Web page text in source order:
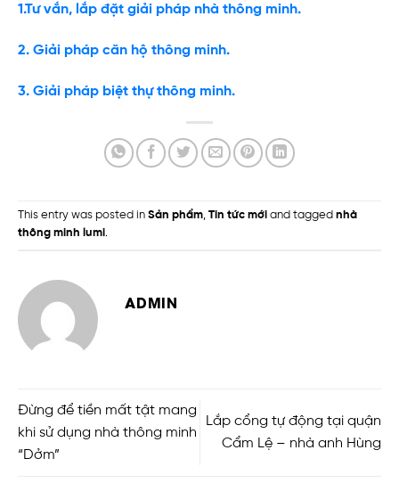
1.Tư vắn, lắp đặt giải pháp nhà thông minh.
2. Giải pháp căn hộ thông minh.
3. Giải pháp biệt thự thông minh.
This entry was posted in Sản phẩm, Tin tức mới and tagged nhà
thông minh lumi.
ADMIN
Đừng để tiền mất tật mang
khi sử dụng nhà thông minh
“Dởm”
Lắp cổng tự động tại quận
Cẩm Lệ – nhà anh Hùng